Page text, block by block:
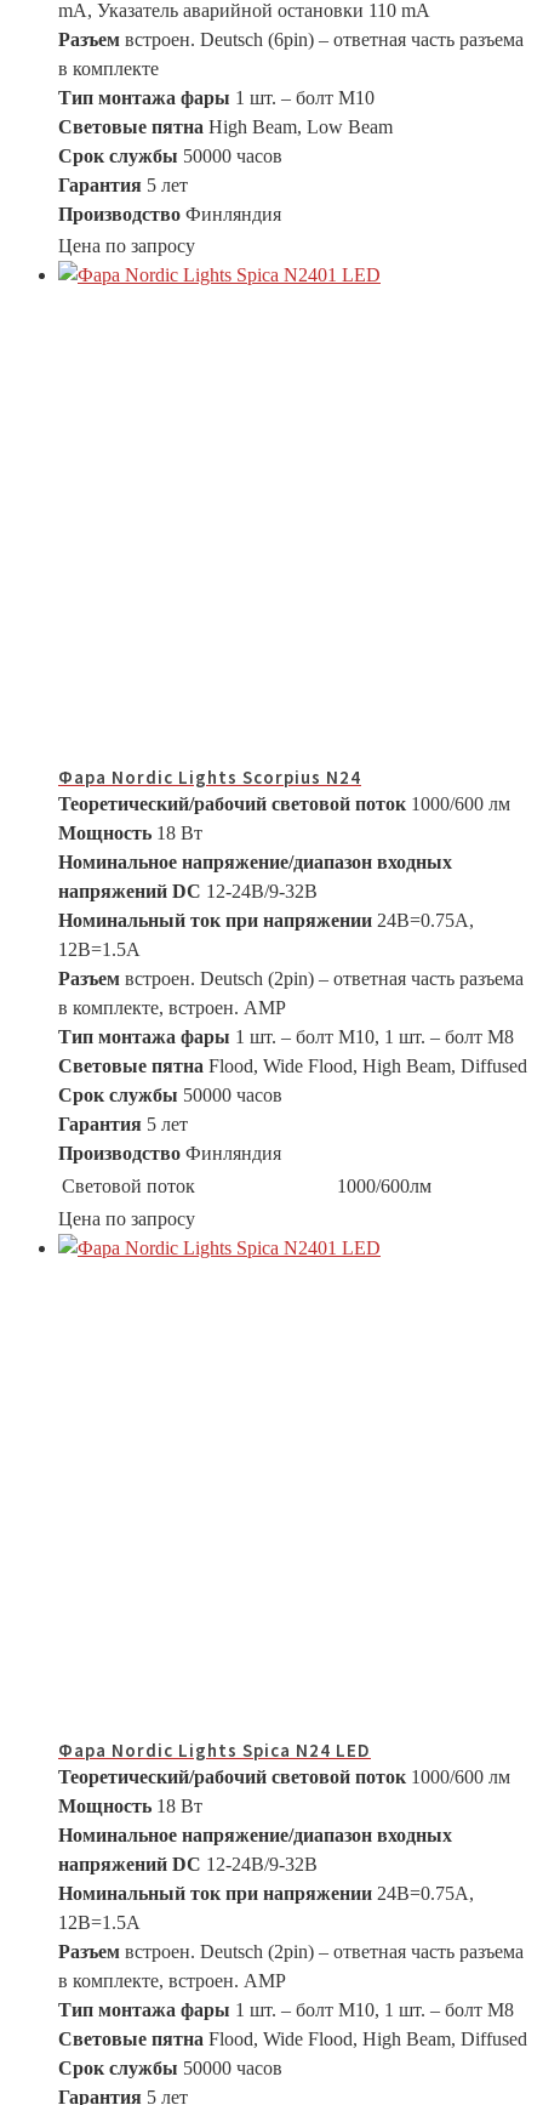
mA, Указатель аварийной остановки 110 mA
Разъем встроен. Deutsch (6pin) – ответная часть разъема
в комплекте
Тип монтажа фары 1 шт. – болт М10
Световые пятна High Beam, Low Beam
Срок службы 50000 часов
Гарантия 5 лет
Производство Финляндия
Цена по запросу
Фара Nordic Lights Scorpius N24
Теоретический/рабочий световой поток 1000/600 лм
Мощность 18 Вт
Номинальное напряжение/диапазон входных
напряжений DC 12-24В/9-32В
Номинальный ток при напряжении 24В=0.75A,
12В=1.5A
Разъем встроен. Deutsch (2pin) – ответная часть разъема
в комплекте, встроен. АМР
Тип монтажа фары 1 шт. – болт М10, 1 шт. – болт М8
Световые пятна Flood, Wide Flood, High Beam, Diffused
Срок службы 50000 часов
Гарантия 5 лет
Производство Финляндия
Световой поток
1000/600лм
Цена по запросу
Фара Nordic Lights Spica N24 LED
Теоретический/рабочий световой поток 1000/600 лм
Мощность 18 Вт
Номинальное напряжение/диапазон входных
напряжений DC 12-24В/9-32В
Номинальный ток при напряжении 24В=0.75A,
12В=1.5A
Разъем встроен. Deutsch (2pin) – ответная часть разъема
в комплекте, встроен. АМР
Тип монтажа фары 1 шт. – болт М10, 1 шт. – болт М8
Световые пятна Flood, Wide Flood, High Beam, Diffused
Срок службы 50000 часов
Гарантия 5 лет